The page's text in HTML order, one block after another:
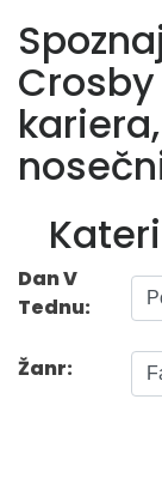
Dan V
Tednu:
Žanr: